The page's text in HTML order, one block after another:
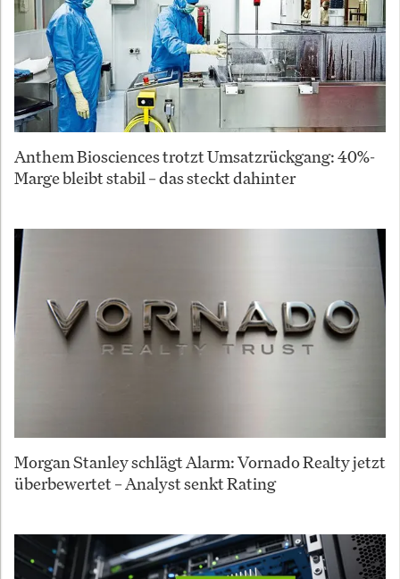
Anthem Biosciences trotzt Umsatzrückgang: 40%-
Marge bleibt stabil – das steckt dahinter
Morgan Stanley schlägt Alarm: Vornado Realty jetzt
überbewertet – Analyst senkt Rating